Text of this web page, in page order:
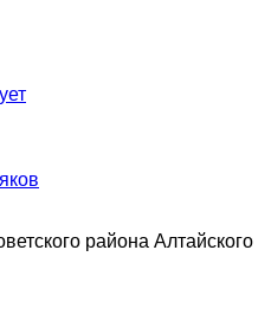
района Алтайского